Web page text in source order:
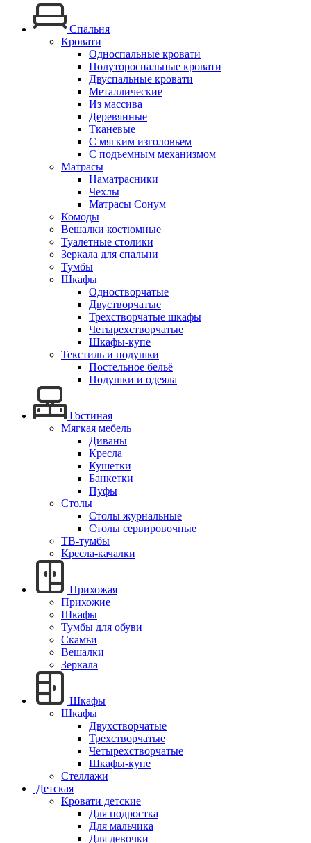
Спальня
Кровати
Односпальные кровати
Полутороспальные кровати
Двуспальные кровати
Металлические
Из массива
Деревянные
Тканевые
С мягким изголовьем
С подъемным механизмом
Матрасы
Наматрасники
Чехлы
Матрасы Сонум
Комоды
Вешалки костюмные
Туалетные столики
Зеркала для спальни
Тумбы
Шкафы
Одностворчатые
Двустворчатые
Трехстворчатые шкафы
Четырехстворчатые
Шкафы-купе
Текстиль и подушки
Постельное бельё
Подушки и одеяла
Гостиная
Мягкая мебель
Диваны
Кресла
Кушетки
Банкетки
Пуфы
Столы
Столы журнальные
Столы сервировочные
ТВ-тумбы
Кресла-качалки
Прихожая
Прихожие
Шкафы
Тумбы для обуви
Скамьи
Вешалки
Зеркала
Шкафы
Шкафы
Двухстворчатые
Трехстворчатые
Четырехстворчатые
Шкафы-купе
Стеллажи
Детская
Кровати детские
Для подростка
Для мальчика
Для девочки